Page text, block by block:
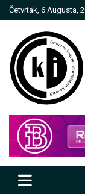
Skip
to
Četvrtak, 6 Augusta,
Centar
Banovići